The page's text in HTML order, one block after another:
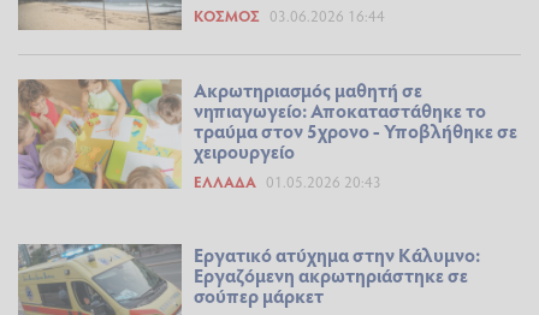
ΚΌΣΜΟΣ 03.06.2026 16:44
Ακρωτηριασμός μαθητή σε
νηπιαγωγείο: Αποκαταστάθηκε το
τραύμα στον 5χρονο - Υποβλήθηκε σε
χειρουργείο
ΕΛΛΆΔΑ 01.05.2026 20:43
Εργατικό ατύχημα στην Κάλυμνο:
Εργαζόμενη ακρωτηριάστηκε σε
σούπερ μάρκετ